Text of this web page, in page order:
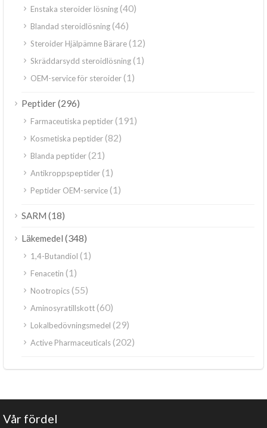
Enstaka steroider lösning(40)
Blandad steroidlösning(46)
Steroider Hjälpämne Bärare(12)
Skräddarsydd steroidlösning(1)
OEM-service för steroider(1)
Peptider(296)
Farmaceutiska peptider(191)
Kosmetiska peptider(82)
Blanda peptider(21)
Antikroppspeptider(1)
Peptider OEM-service(1)
SARM (18)
Läkemedel (348)
1,4-Butandiol (1)
Fenacetin (1)
Nootropics(55)
Aminosyratillskott(60)
Lokalbedövningsmedel (29)
Active Pharmaceuticals(202)
Vår fördel